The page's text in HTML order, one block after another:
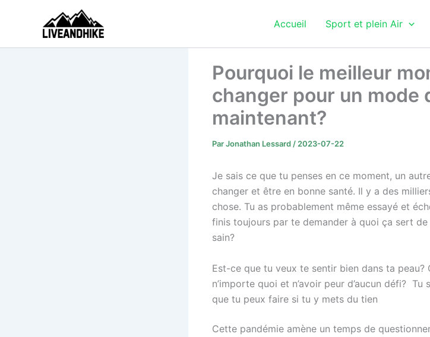
Accueil Sport et plein Air
Pourquoi le meilleur
changer pour un mode
maintenant?
ParJonathan Lessard / 2023-07-22
Je sais ce que tu penses en ce moment, un
changer et être en bonne santé. Il y a des
chose. Tu as probablement même essayé et
finis toujours par te demander à quoi ça sert
sain?
Est-ce que tu veux te sentir bien dans ta peau?
n’importe quoi et n’avoir peur d’aucun défi?
que tu peux faire si tu y mets du tien
Cette pandémie amène un temps de